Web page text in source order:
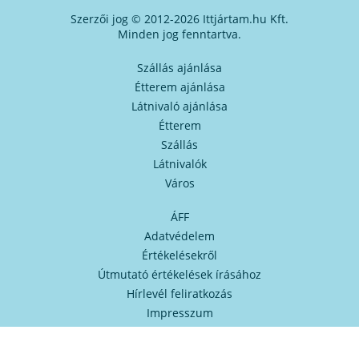
Szerzői jog © 2012-2026 Ittjártam.hu Kft.
Minden jog fenntartva.
Szállás ajánlása
Étterem ajánlása
Látnivaló ajánlása
Étterem
Szállás
Látnivalók
Város
ÁFF
Adatvédelem
Értékelésekről
Útmutató értékelések írásához
Hírlevél feliratkozás
Impresszum